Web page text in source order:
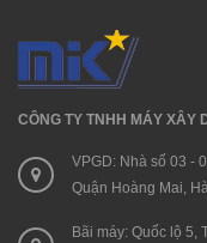
CÔNG TY TNHH MÁY XÂY
VPGD: Nhà số 03 -
Quận Hoàng Mai,
Bãi máy: Quốc lộ 5,